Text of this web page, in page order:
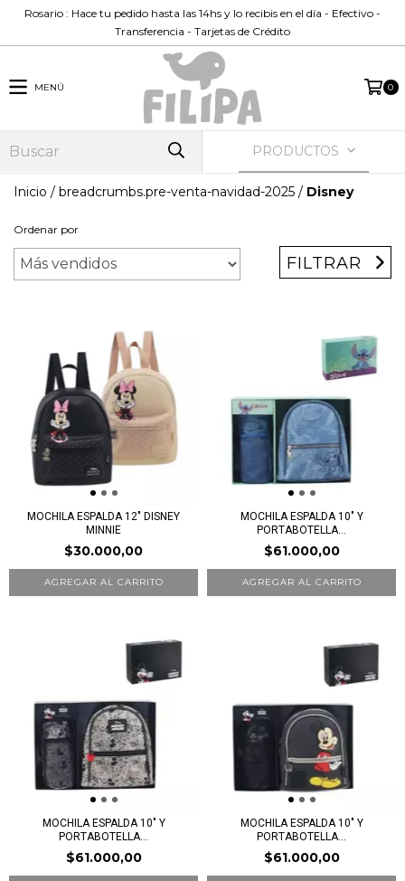
Rosario : Hace tu pedido hasta las 14hs y lo recibis en el día - Efectivo -
Transferencia - Tarjetas de Crédito
MENÚ 0
PRODUCTOS
Inicio / breadcrumbs.pre-venta-navidad-2025 / Disney
Ordenar por
FILTRAR
MOCHILA ESPALDA 12" DISNEY
MINNIE
$30.000,00
MOCHILA ESPALDA 10" Y
PORTABOTELLA...
$61.000,00
MOCHILA ESPALDA 10" Y
PORTABOTELLA...
$61.000,00
MOCHILA ESPALDA 10" Y
PORTABOTELLA...
$61.000,00